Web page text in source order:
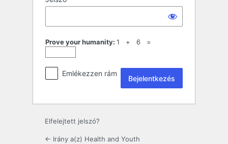
Prove your humanity: 1 + 6 =
Emlékezzen rám
Elfelejtett jelszó?
← Irány a(z) Health and Youth